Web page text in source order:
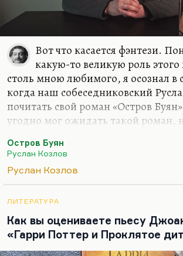
Вот что касается фэнтези.
какую-то великую роль
столь мною любимого, я осознал в
когда наш собеседниковский
почитать свой роман «Остров
угодно мог ожидать такой роман,
редактировал «Смену»
первой публикации о «Митьках»,
как течение. Он был автором
принципами». Когда все замерли,
произошел поворот в
взял и написал очень резкую и
статью «Не могу молчать».
Остров Буян
Руслан Козлов
Руслан Козлов
ЛИТЕРАТУРА
Как вы оцениваете пьесу
«Гарри Поттер и Проклятое